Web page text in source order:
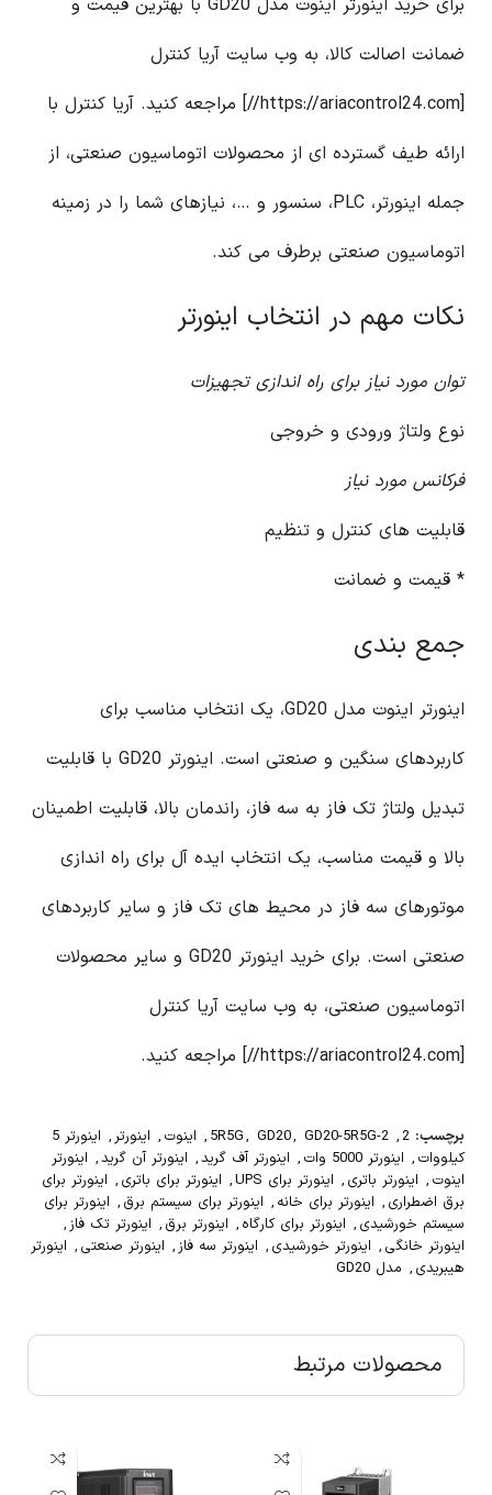
برای خرید اینورتر اینوت مدل GD20 با بهترین قیمت و
ضمانت اصالت کالا، به وب سایت آریا کنترل
[https://ariacontrol24.com//] مراجعه کنید. آریا کنترل با
ارائه طیف گسترده ای از محصولات اتوماسیون صنعتی، از
جمله اینورتر، PLC، سنسور و …، نیازهای شما را در زمینه
اتوماسیون صنعتی برطرف می کند.
نکات مهم در انتخاب اینورتر
توان مورد نیاز برای راه اندازی تجهیزات
نوع ولتاژ ورودی و خروجی
فرکانس مورد نیاز
قابلیت های کنترل و تنظیم
* قیمت و ضمانت
جمع بندی
اینورتر اینوت مدل GD20، یک انتخاب مناسب برای
کاربردهای سنگین و صنعتی است. اینورتر GD20 با قابلیت
تبدیل ولتاژ تک فاز به سه فاز، راندمان بالا، قابلیت اطمینان
بالا و قیمت مناسب، یک انتخاب ایده آل برای راه اندازی
موتورهای سه فاز در محیط های تک فاز و سایر کاربردهای
صنعتی است. برای خرید اینورتر GD20 و سایر محصولات
اتوماسیون صنعتی، به وب سایت آریا کنترل
[https://ariacontrol24.com//] مراجعه کنید.
برچسب: 2
,
5R5G, GD20, GD20-5R5G-2
, اینوت , اینورتر ,
اینورتر 5
کیلووات , اینورتر 5000 وات , اینورتر آف گرید, اینورتر آن گرید, اینورتر
اینوت , اینورتر باتری , اینورتر برای UPS , اینورتر برای باتری , اینورتر برای
برق اضطراری , اینورتر برای خانه , اینورتر برای سیستم برق , اینورتر برای
سیستم خورشیدی , اینورتر برای کارگاه , اینورتر برق , اینورتر تک فاز ,
اینورتر خانگی , اینورتر خورشیدی , اینورتر سه فاز , اینورتر صنعتی , اینورتر
هیبریدی , مدل GD20
محصولات مرتبط